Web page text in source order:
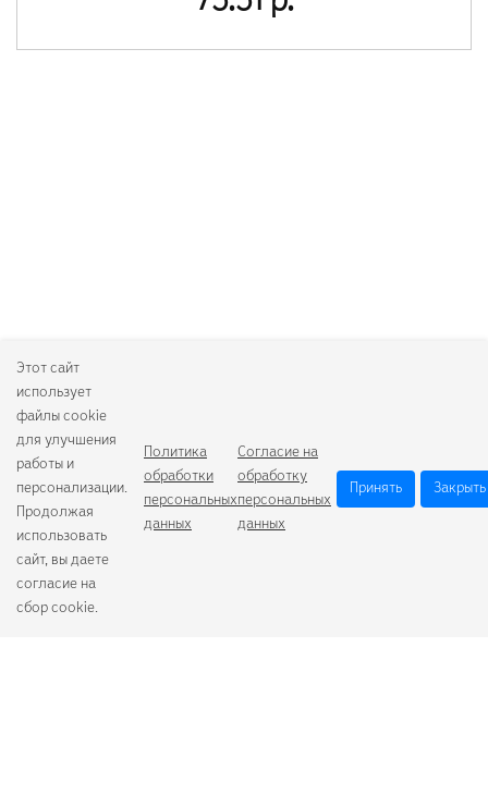
Этот сайт
использует
файлы cookie
для улучшения
работы и
персонализации.
Продолжая
использовать
сайт, вы даете
согласие на
сбор cookie.
Политика
обработки
персональных
данных
Согласие на
обработку
персональных
данных
Принять Закрыть